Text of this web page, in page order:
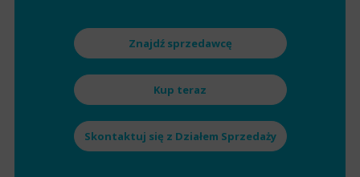
Znajdź sprzedawcę
Kup teraz
Skontaktuj się z Działem Sprzedaży